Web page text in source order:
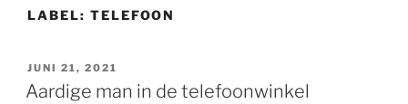
LABEL: TELEFOON
GEPLAATST
OP
JUNI 21, 2021
Aardige man in de telefoonwinkel